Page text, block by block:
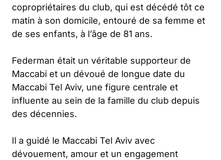
copropriétaires du club, qui est décédé tôt ce
matin à son domicile, entouré de sa femme et
de ses enfants, à l’âge de 81 ans.
Federman était un véritable supporteur de
Maccabi et un dévoué de longue date du
Maccabi Tel Aviv, une figure centrale et
influente au sein de la famille du club depuis
des décennies.
Il a guidé le Maccabi Tel Aviv avec
dévouement, amour et un engagement